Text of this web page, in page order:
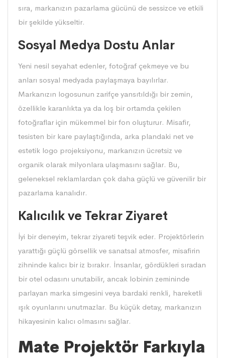
sıra, markanızın pazarlama gücünü de sessizce ve etkili
bir şekilde yükseltir.
Sosyal Medya Dostu Anlar
Yeni nesil seyahat edenler, fotoğraf çekmeye ve bu
anları sosyal medyada paylaşmaya bayılırlar.
Markanızın logosunun zarifçe yansıtıldığı bir zemin,
özellikle karanlıkta ya da loş bir ortamda çekilen
fotoğraflar için mükemmel bir fon oluşturur. Misafir,
tesisten bir kare paylaştığında, arka plandaki net ve
estetik logo projeksiyonu, markanızın ücretsiz ve
organik olarak milyonlara ulaşmasını sağlar. Bu,
geleneksel reklamlardan çok daha güçlü ve güvenilir bir
pazarlama kanalıdır.
Kalıcılık ve Tekrar Ziyaret
İyi bir deneyim, tekrar ziyareti teşvik eder. Projektörlerin
yarattığı güçlü görsellik ve sanatsal atmosfer, misafirin
zihninde kalıcı bir iz bırakır. İnsanlar, gördükleri sıradan
bir otel odasını unutabilir, ancak lobinin zemininde
parlayan marka simgesini veya bardaki renkli, hareketli
ışık oyunlarını unutmazlar. Bu küçük detay, markanızın
hikayesinin kalıcı olmasını sağlar.
Mate Projektör Farkıyla